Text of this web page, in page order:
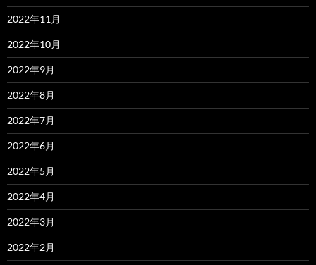
2022年11月
2022年10月
2022年9月
2022年8月
2022年7月
2022年6月
2022年5月
2022年4月
2022年3月
2022年2月